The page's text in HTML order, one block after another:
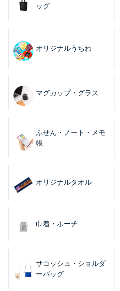
ッグ
オリジナルうちわ
マグカップ・グラス
ふせん・ノート・メモ
帳
オリジナルタオル
巾着・ポーチ
サコッシュ・ショルダ
ーバッグ